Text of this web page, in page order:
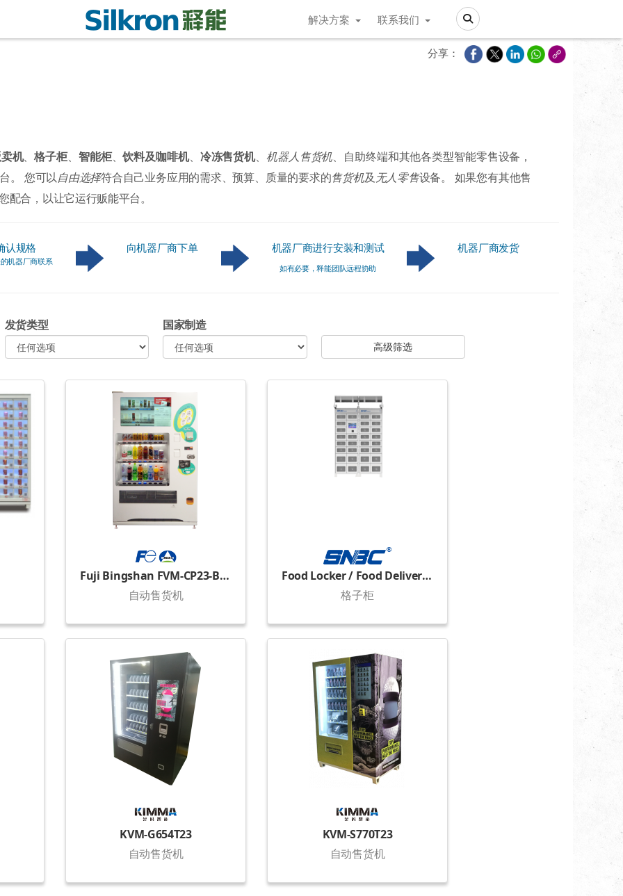
Search
解决方案 联系我们
分享：
机、格子柜、 智能柜、饮料及咖啡机、 冷冻售货机、 机器人售货机、自助终端和其他各类型智能零售设备，
。 您可以自由选择符合自己业务应用的需求、预算、质量的要求的售货机及 无人零售设备。 如果您有其他售
配合，以让它运行贩能平台。
认规格
机器厂商联系
向机器厂商下单 机器厂商进行安装和测试
如有必要，释能团队远程协助
机器厂商发货
发货类型 国家制造
高级筛选
Fuji Bingshan FVM-CP23-B2NIT
自动售货机
Food Locker / Food Delivery Locker
格子柜
KVM-G654T23
自动售货机
KVM-S770T23
自动售货机